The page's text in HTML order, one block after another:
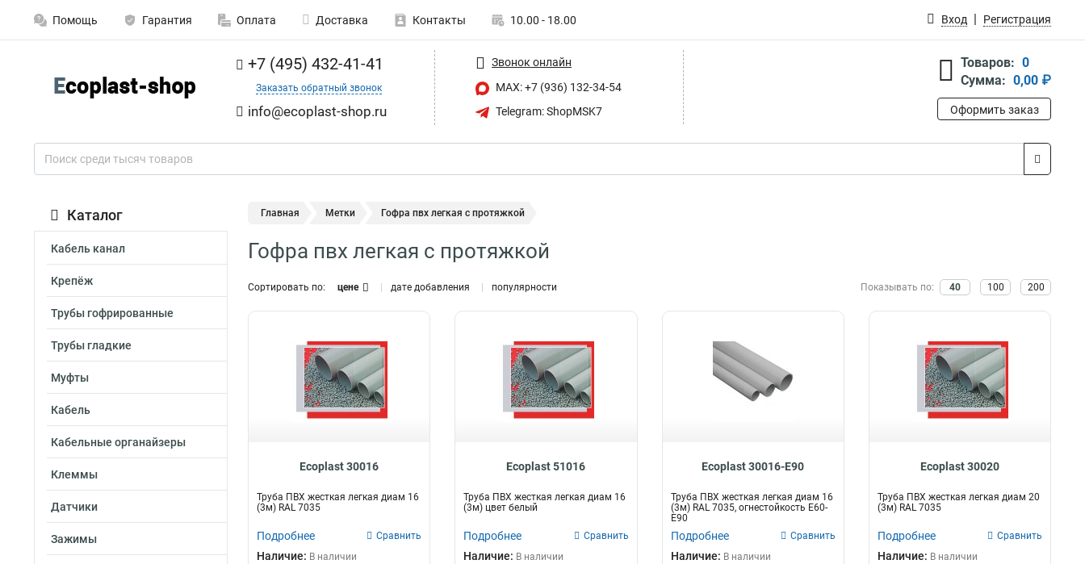
Помощь Гарантия Оплата Доставка Контакты 10.00 - 18.00 Вход Регистрация
+7 (495) 432-41-41
Заказать обратный звонок
info@ecoplast-shop.ru
Звонок онлайн
MAX: +7 (936) 132-34-54
Telegram: ShopMSK7
Товаров: 0
Сумма: 0,00 ₽
Оформить заказ
Каталог
Кабель канал
Крепёж
Трубы гофрированные
Трубы гладкие
Муфты
Кабель
Кабельные органайзеры
Клеммы
Датчики
Зажимы
Главная Метки Гофра пвх легкая с протяжкой
Гофра пвх легкая с протяжкой
Сортировать по: цене дате добавления популярности Показывать по: 40 100 200
Ecoplast 30016
Труба ПВХ жесткая легкая диам 16
(3м) RAL 7035
Подробнее Сравнить
Наличие: В наличии
Ecoplast 51016
Труба ПВХ жесткая легкая диам 16
(3м) цвет белый
Подробнее Сравнить
Наличие: В наличии
Ecoplast 30016-E90
Труба ПВХ жесткая легкая диам 16
(3м) RAL 7035, огнестойкость E60-
E90
Подробнее Сравнить
Наличие: В наличии
Ecoplast 30020
Труба ПВХ жесткая легкая диам 20
(3м) RAL 7035
Подробнее Сравнить
Наличие: В наличии